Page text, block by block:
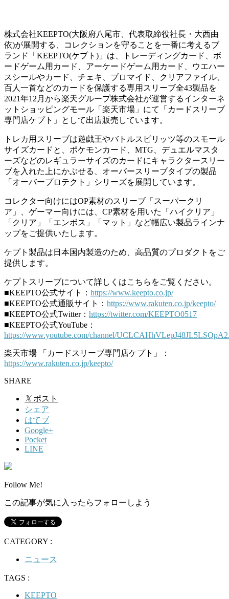
株式会社KEEPTO(大阪府八尾市、代表取締役社長・大西由
依)が展開する、コレクションを守ることを一番に考えるブ
ランド「KEEPTO(ケプト)」は、トレーディングカード、ボ
ードゲーム用カード、アーケードゲーム用カード、ウエハー
スシールやカード、チェキ、ブロマイド、クリアファイル、
百人一首などのカードを保護する専用スリーブ全43製品を
2021年12月から楽天グループ株式会社が運営するインターネ
ットショッピングモール「楽天市場」にて「カードスリーブ
専門店ケプト」として出店販売しています。
トレカ用スリーブは遊戯王やバトルスピリッツ等のスモール
サイズカードと、ポケモンカード、MTG、デュエルマスタ
ーズなどのレギュラーサイズのカードにキャラクタースリー
ブを入れた上にかぶせる、オーバースリーブタイプの製品
「オーバープロテクト」シリーズを展開しています。
コレクター向けにはOP素材のスリーブ「スーパークリ
ア」、ゲーマー向けには、CP素材を用いた「ハイクリア」
「クリア」「エンボス」「マット」など幅広い製品ラインナ
ップをご提供いたします。
ケプト製品は日本国内製造のため、高品質のプロダクトをご
提供します。
ケプトスリーブについて詳しくはこちらをご覧ください。
■KEEPTO公式サイト： https://www.keepto.co.jp/
■KEEPTO公式通販サイト： https://www.rakuten.co.jp/keepto/
■KEEPTO公式Twitter： https://twitter.com/KEEPTO0517
■KEEPTO公式YouTube：
https://www.youtube.com/channel/
楽天市場 「カードスリーブ専門店ケプト」：
https://www.rakuten.co.jp/keepto/
SHARE
𝕏 ポスト
シェア
はてブ
Google+
Pocket
LINE
Follow Me!
この記事が気に入ったらフォローしよう
CATEGORY :
ニュース
TAGS :
KEEPTO